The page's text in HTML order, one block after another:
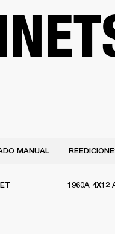
MANUAL
1960A 4X12